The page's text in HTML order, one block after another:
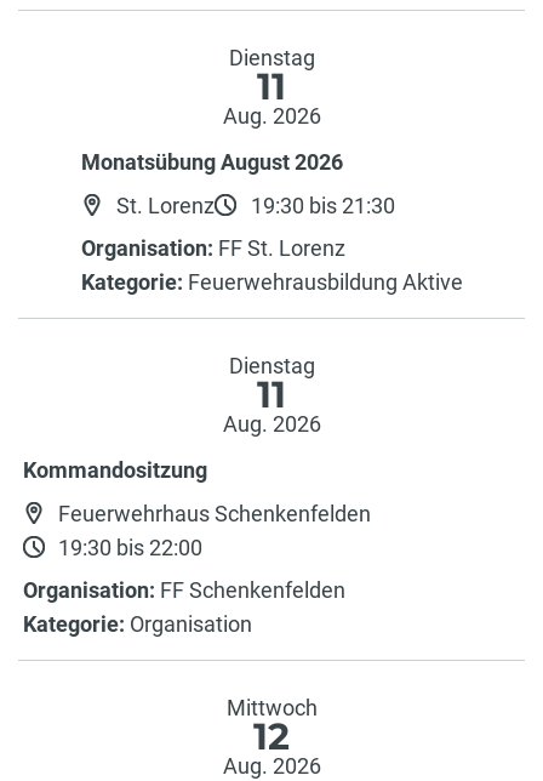
Dienstag
11
Aug. 2026
Monatsübung August 2026
St. Lorenz
19:30 bis 21:30
Organisation: FF St. Lorenz
Kategorie: Feuerwehrausbildung Aktive
Dienstag
11
Aug. 2026
Kommandositzung
Feuerwehrhaus Schenkenfelden
19:30 bis 22:00
Organisation: FF Schenkenfelden
Kategorie: Organisation
Mittwoch
12
Aug. 2026